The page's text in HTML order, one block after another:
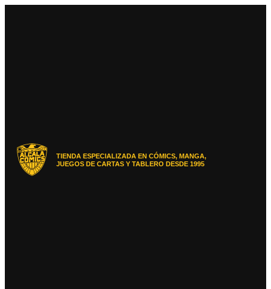
TIENDA ESPECIALIZADA EN CÓMICS, MANGA,
JUEGOS DE CARTAS Y TABLERO DESDE 1995